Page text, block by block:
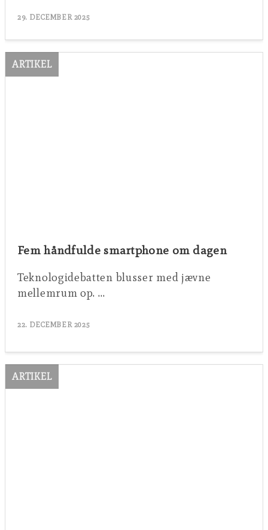
29. DECEMBER 2025
ARTIKEL
Fem håndfulde smartphone om dagen
Teknologidebatten blusser med jævne
mellemrum op. …
22. DECEMBER 2025
ARTIKEL